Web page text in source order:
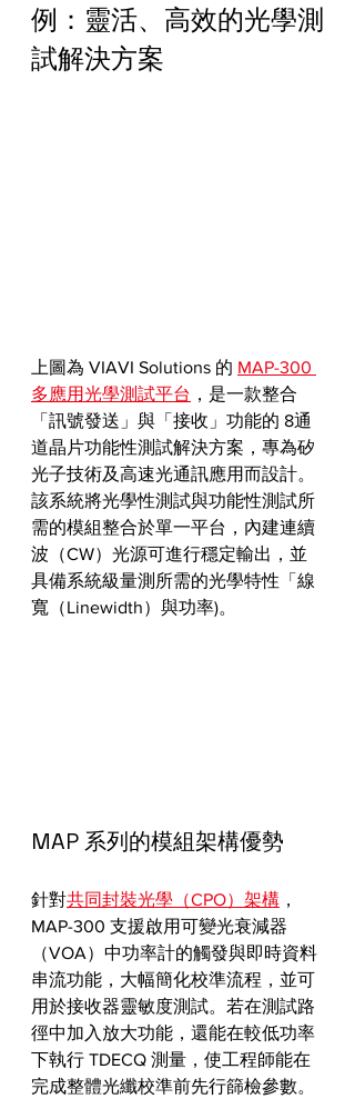
例：靈活、高效的光學測
試解決方案
上圖為 VIAVI Solutions 的 MAP-300
多應用光學測試平台 ，是一款整合
「訊號發送」與「接收」功能的 8通
道晶片功能性測試解決方案，專為矽
光子技術及高速光通訊應用而設計。
該系統將光學性測試與功能性測試所
需的模組整合於單一平台，內建連續
波（CW）光源可進行穩定輸出，並
具備系統級量測所需的光學特性「線
寬（Linewidth）與功率)。
MAP 系列的模組架構優勢
針對共同封裝光學（CPO）架構 ，
MAP-300 支援啟用可變光衰減器
（VOA）中功率計的觸發與即時資料
串流功能，大幅簡化校準流程，並可
用於接收器靈敏度測試。若在測試路
徑中加入放大功能，還能在較低功率
下執行 TDECQ 測量，使工程師能在
完成整體光纖校準前先行篩檢參數。